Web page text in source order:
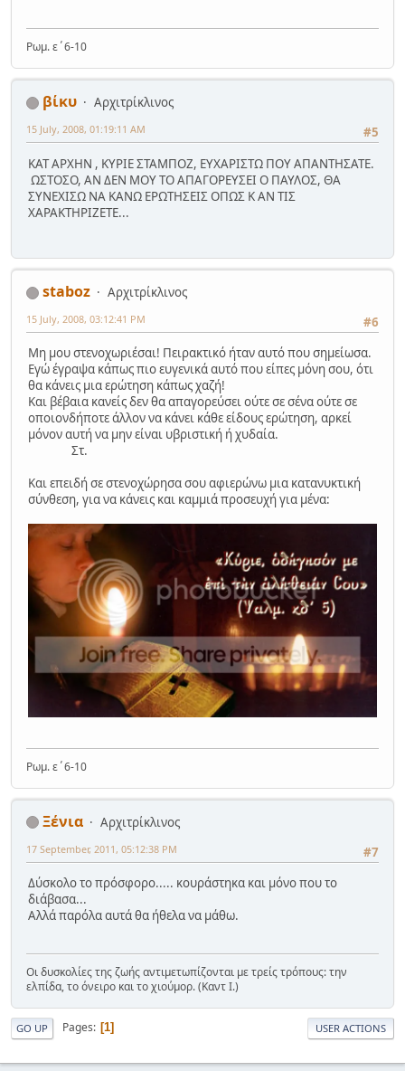
Ρωμ. ε΄6-10
βίκυ
Αρχιτρίκλινος
#5
15 July, 2008, 01:19:11 AM
ΚΑΤ ΑΡΧΗΝ , ΚΥΡΙΕ ΣΤΑΜΠΟΖ, ΕΥΧΑΡΙΣΤΩ ΠΟΥ ΑΠΑΝΤΗΣΑΤΕ.
ΩΣΤΟΣΟ, ΑΝ ΔΕΝ ΜΟΥ ΤΟ ΑΠΑΓΟΡΕΥΣΕΙ Ο ΠΑΥΛΟΣ, ΘΑ
ΣΥΝΕΧΙΣΩ ΝΑ ΚΑΝΩ ΕΡΩΤΗΣΕΙΣ ΟΠΩΣ Κ ΑΝ ΤΙΣ
ΧΑΡΑΚΤΗΡΙΖΕΤΕ...
staboz
Αρχιτρίκλινος
#6
15 July, 2008, 03:12:41 PM
Μη μου στενοχωριέσαι! Πειρακτικό ήταν αυτό που σημείωσα.
Εγώ έγραψα κάπως πιο ευγενικά αυτό που είπες μόνη σου, ότι
θα κάνεις μια ερώτηση κάπως χαζή!
Και βέβαια κανείς δεν θα απαγορεύσει ούτε σε σένα ούτε σε
οποιονδήποτε άλλον να κάνει κάθε είδους ερώτηση, αρκεί
μόνον αυτή να μην είναι υβριστική ή χυδαία.
Στ.
Και επειδή σε στενοχώρησα σου αφιερώνω μια κατανυκτική
σύνθεση, για να κάνεις και καμμιά προσευχή για μένα:
Ρωμ. ε΄6-10
Ξένια
Αρχιτρίκλινος
#7
17 September, 2011, 05:12:38 PM
Δύσκολο το πρόσφορο..... κουράστηκα και μόνο που το
διάβασα...
Αλλά παρόλα αυτά θα ήθελα να μάθω.
Οι δυσκολίες της ζωής αντιμετωπίζονται με τρείς τρόπους: την
ελπίδα, το όνειρο και το χιούμορ. (Καντ Ι.)
GO UP Pages 1 USER ACTIONS